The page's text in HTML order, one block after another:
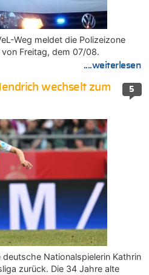
Weg meldet die Polizeizone
Freitag, dem 07/08.
....weiterlesen
5
wechselt zum
Nationalspielerin Kathrin
zurück. Die 34 Jahre alte